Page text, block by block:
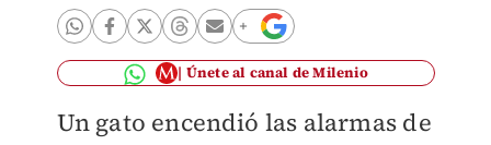
Únete al canal de Milenio
Un gato encendió las alarmas de